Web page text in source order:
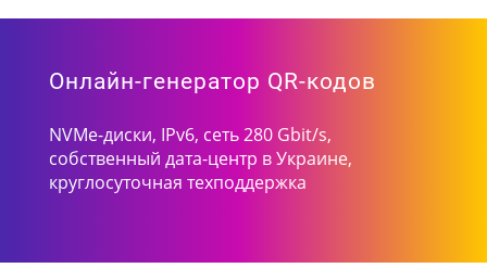
Онлайн-генератор QR-кодов
NVMe-диски, IPv6, сеть 280 Gbit/s,
собственный дата-центр в Украине,
круглосуточная техподдержка